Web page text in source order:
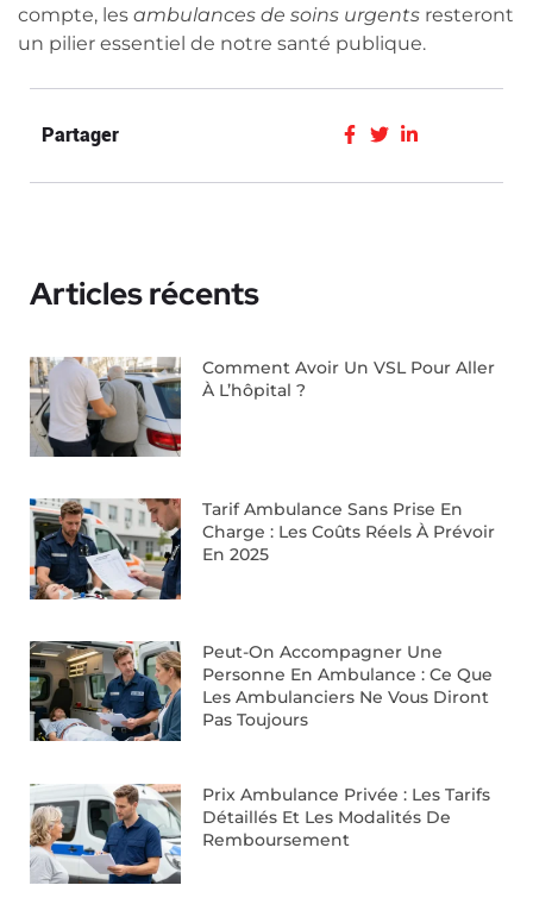
compte, les ambulances de soins urgents resteront
un pilier essentiel de notre santé publique.
Partager
Articles récents
Comment Avoir Un VSL Pour Aller
À L’hôpital ?
Tarif Ambulance Sans Prise En
Charge : Les Coûts Réels À Prévoir
En 2025
Peut-On Accompagner Une
Personne En Ambulance : Ce Que
Les Ambulanciers Ne Vous Diront
Pas Toujours
Prix Ambulance Privée : Les Tarifs
Détaillés Et Les Modalités De
Remboursement